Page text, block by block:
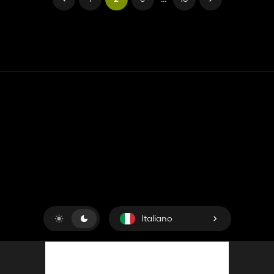
Italiano